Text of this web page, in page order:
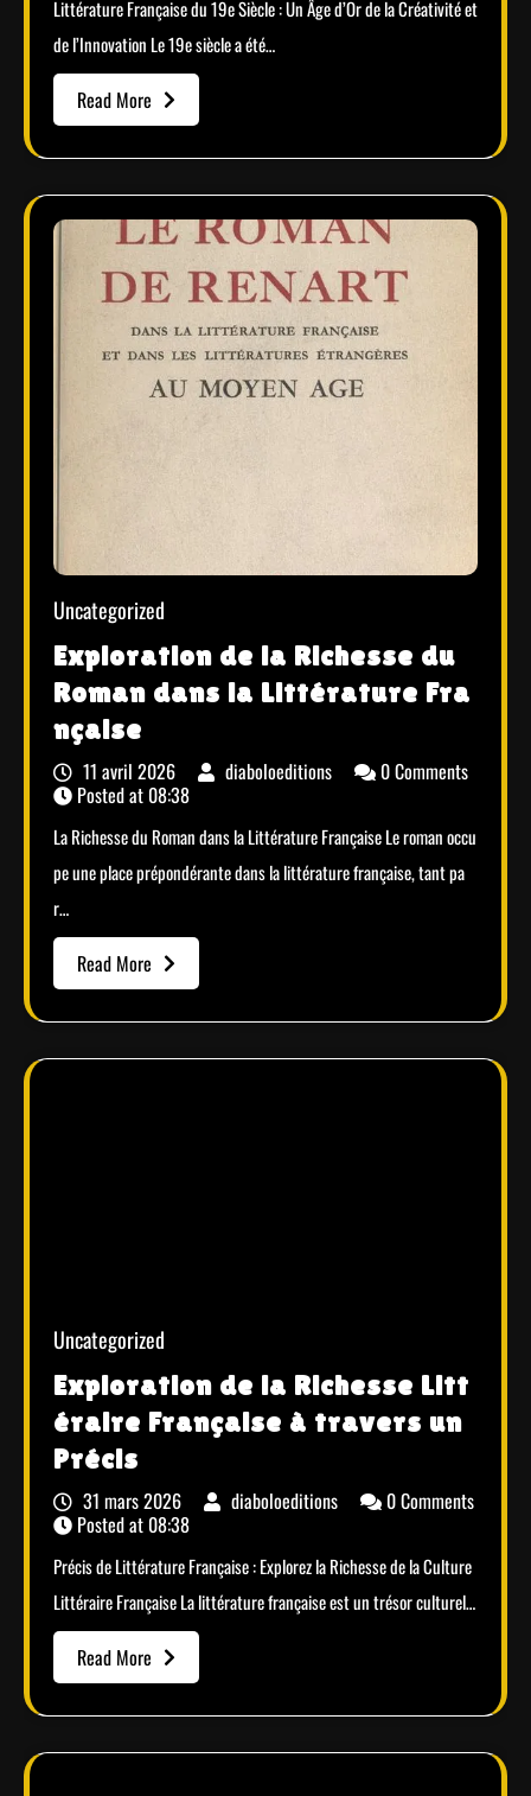
Littérature Française du 19e Siècle : Un Âge d’Or de la Créativité et
de l’Innovation Le 19e siècle a été…
Read More
Uncategorized
Exploration de la Richesse du
Roman dans la Littérature Fra
nçaise
11 avril 2026 diaboloeditions
0 Comments
Posted at 08:38
La Richesse du Roman dans la Littérature Française Le roman occu
pe une place prépondérante dans la littérature française, tant pa
r…
Read More
Uncategorized
Exploration de la Richesse Litt
éraire Française à travers un
Précis
31 mars 2026 diaboloeditions
0 Comments
Posted at 08:38
Précis de Littérature Française : Explorez la Richesse de la Culture
Littéraire Française La littérature française est un trésor culturel…
Read More